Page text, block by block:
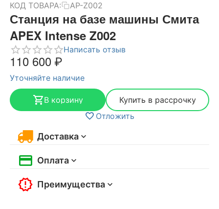
КОД ТОВАРА: AP-Z002
Станция на базе машины Смита
APEX Intense Z002
Написать отзыв
110 600₽
Уточняйте наличие
В корзину
Купить в рассрочку
Отложить
Доставка
Оплата
Преимущества